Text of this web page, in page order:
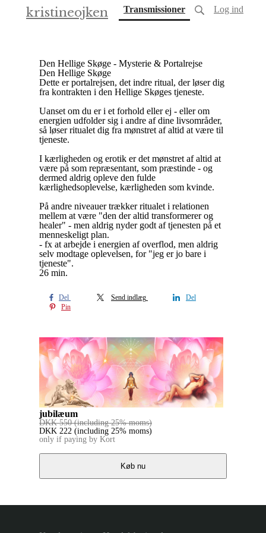
kristineojken Transmissioner(current)Log ind
Den Hellige Skøge - Mysterie & Portalrejse
Den Hellige Skøge
Dette er portalrejsen, det indre ritual, der løser dig
fra kontrakten i den Hellige Skøges tjeneste.
Uanset om du er i et forhold eller ej - eller om
energien udfolder sig i andre af dine livsområder,
så løser ritualet dig fra mønstret af altid at være til
tjeneste.
I kærligheden og erotik er det mønstret af altid at
være på som repræsentant, som præstinde - og
dermed aldrig opleve den fulde
kærlighedsoplevelse, kærligheden som kvinde.
På andre niveauer trækker ritualet i relationen
mellem at være "den der altid transformerer og
healer" - men aldrig nyder godt af tjenesten på et
menneskeligt plan.
- fx at arbejde i energien af overflod, men aldrig
selv modtage oplevelsen, for "jeg er jo bare i
tjeneste".
26 min.
Del Send indlæg
Del
Pin
jubilæum
DKK 550 (including 25% moms)
DKK 222 (including 25% moms)
only if paying by Kort
Køb nu